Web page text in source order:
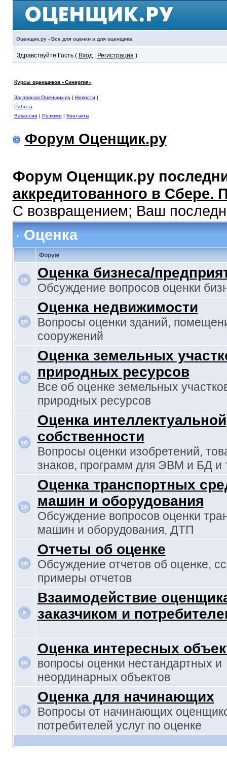
Оценщик.ру - Все для оценки и для оценщика
Здравствуйте Гость ( Вход| Регистрация )
Курсы оценщиков «Синергия»
Заглавная Оценщик.ру| Новости |
Работа
Вакансии | Резюме | Контакты
Форум Оценщик.ру
Форум Оценщик.ру
аккредитованного в Сбере.
С возвращением; Ваш
Оценка
Форум
Оценка бизнеса/
Обсуждение вопросов оценки
Оценка недвижимости
Вопросы оценки зданий,
сооружений
Оценка земельных
природных ресурсов
Все об оценке земельных
природных ресурсов
Оценка интеллектуальной
собственности
Вопросы оценки изобретений,
знаков, программ для ЭВМ и БД и
Оценка транспортных
машин и оборудования
Обсуждение вопросов оценки
машин и оборудования, ДТП
Отчеты об оценке
Обсуждение отчетов об оценке,
примеры отчетов
Взаимодействие
заказчиком и
Оценка интересных
вопросы оценки нестандартных и
неординарных объектов
Оценка для начинающих
Вопросы от начинающих
потребителей услуг по оценке